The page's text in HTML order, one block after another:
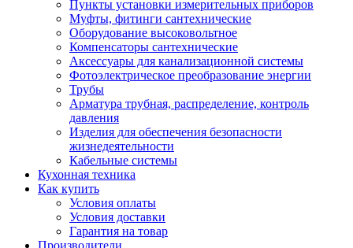
Пункты установки измерительных приборов
Муфты, фитинги сантехнические
Оборудование высоковольтное
Компенсаторы сантехнические
Аксессуары для канализационной системы
Фотоэлектрическое преобразование энергии
Трубы
Арматура трубная, распределение, контроль
давления
Изделия для обеспечения безопасности
жизнедеятельности
Кабельные системы
Кухонная техника
Как купить
Условия оплаты
Условия доставки
Гарантия на товар
Производители